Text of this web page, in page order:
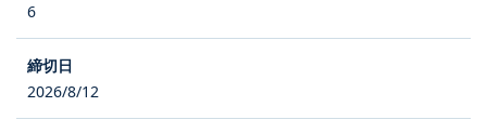
6
2026/8/12